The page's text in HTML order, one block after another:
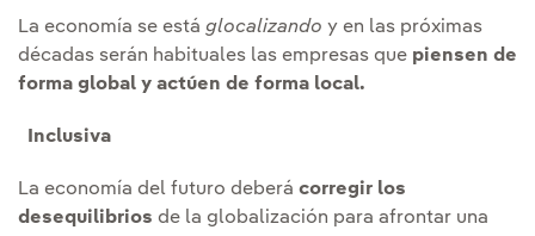
La economía se está glocalizando y en las próximas
décadas serán habituales las empresas que piensen de
forma global y actúen de forma local.
Inclusiva
La economía del futuro deberá corregir los
desequilibrios de la globalización para afrontar una